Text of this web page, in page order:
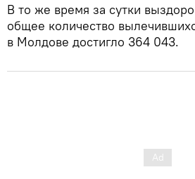
В то же время за сутки
общее количество
в Молдове достигло 364 043.